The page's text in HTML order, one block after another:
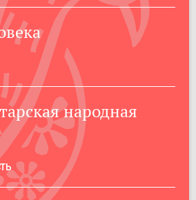
народная